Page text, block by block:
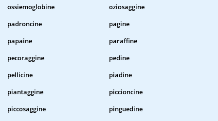
ossiemoglobine
oziosaggine
padroncine
pagine
papaine
paraffine
pecoraggine
pedine
pellicine
piadine
piantaggine
piccioncine
piccosaggine
pinguedine